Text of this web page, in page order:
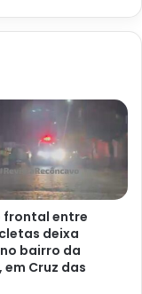
frontal entre
deixa
bairro da
em Cruz das